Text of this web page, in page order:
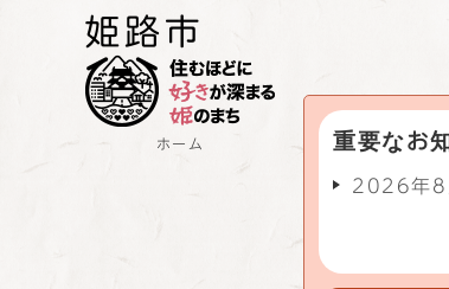
ホーム 重要なお
2026年8